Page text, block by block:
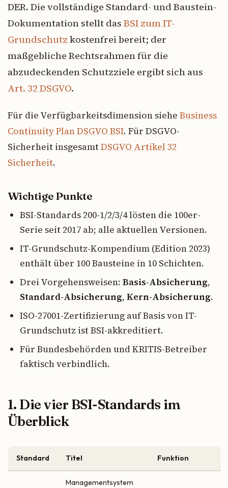
DER. Die vollständige Standard- und Baustein-
Dokumentation stellt das BSI zum IT-
Grundschutz kostenfrei bereit; der
maßgebliche Rechtsrahmen für die
abzudeckenden Schutzziele ergibt sich aus
Art. 32 DSGVO.
Für die Verfügbarkeitsdimension siehe Business
Continuity Plan DSGVO BSI. Für DSGVO-
Sicherheit insgesamtDSGVO Artikel 32
Sicherheit.
Wichtige Punkte
BSI-Standards 200-1/2/3/4 lösten die 100er-
Serie seit 2017 ab; alle aktuellen Versionen.
IT-Grundschutz-Kompendium (Edition 2023)
enthält über 100 Bausteine in 10 Schichten.
Drei Vorgehensweisen: Basis-Absicherung,
Standard-Absicherung, Kern-Absicherung.
ISO-27001-Zertifizierung auf Basis von IT-
Grundschutz ist BSI-akkreditiert.
Für Bundesbehörden und KRITIS-Betreiber
faktisch verbindlich.
1. Die vier BSI-Standards im
Überblick
Standard Titel Funktion
Managementsystem